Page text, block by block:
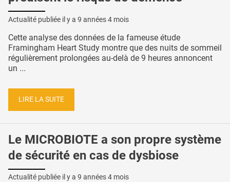
Actualité publiée il y a 9 années 4 mois
Cette analyse des données de la fameuse étude
Framingham Heart Study montre que des nuits de sommeil
régulièrement prolongées au-delà de 9 heures annoncent
un ...
LIRE LA SUITE
Le MICROBIOTE a son propre système
de sécurité en cas de dysbiose
Actualité publiée il y a 9 années 4 mois